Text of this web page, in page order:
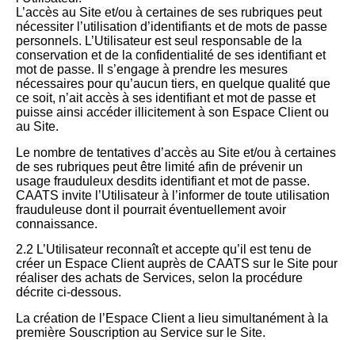
L’accès au Site et/ou à certaines de ses rubriques peut
nécessiter l’utilisation d’identifiants et de mots de passe
personnels. L’Utilisateur est seul responsable de la
conservation et de la confidentialité de ses identifiant et
mot de passe. Il s’engage à prendre les mesures
nécessaires pour qu’aucun tiers, en quelque qualité que
ce soit, n’ait accès à ses identifiant et mot de passe et
puisse ainsi accéder illicitement à son Espace Client ou
au Site.
Le nombre de tentatives d’accès au Site et/ou à certaines
de ses rubriques peut être limité afin de prévenir un
usage frauduleux desdits identifiant et mot de passe.
CAATS invite l’Utilisateur à l’informer de toute utilisation
frauduleuse dont il pourrait éventuellement avoir
connaissance.
2.2 L’Utilisateur reconnaît et accepte qu’il est tenu de
créer un Espace Client auprès de CAATS sur le Site pour
réaliser des achats de Services, selon la procédure
décrite ci-dessous.
La création de l’Espace Client a lieu simultanément à la
première Souscription au Service sur le Site.